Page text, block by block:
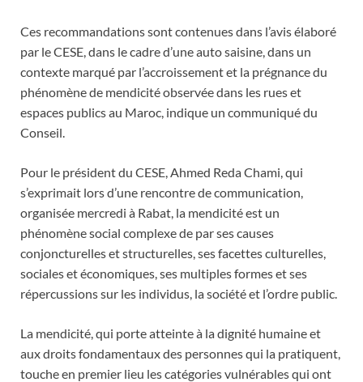
Ces recommandations sont contenues dans l’avis élaboré
par le CESE, dans le cadre d’une auto saisine, dans un
contexte marqué par l’accroissement et la prégnance du
phénomène de mendicité observée dans les rues et
espaces publics au Maroc, indique un communiqué du
Conseil.
Pour le président du CESE, Ahmed Reda Chami, qui
s’exprimait lors d’une rencontre de communication,
organisée mercredi à Rabat, la mendicité est un
phénomène social complexe de par ses causes
conjoncturelles et structurelles, ses facettes culturelles,
sociales et économiques, ses multiples formes et ses
répercussions sur les individus, la société et l’ordre public.
La mendicité, qui porte atteinte à la dignité humaine et
aux droits fondamentaux des personnes qui la pratiquent,
touche en premier lieu les catégories vulnérables qui ont